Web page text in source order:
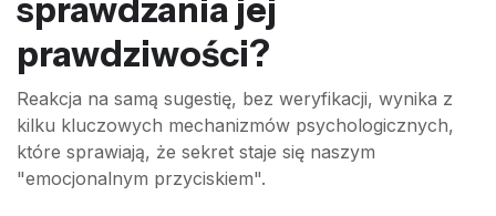
sprawdzania jej
prawdziwości?
Reakcja na samą sugestię, bez weryfikacji, wynika z
kilku kluczowych mechanizmów psychologicznych,
które sprawiają, że sekret staje się naszym
"emocjonalnym przyciskiem".